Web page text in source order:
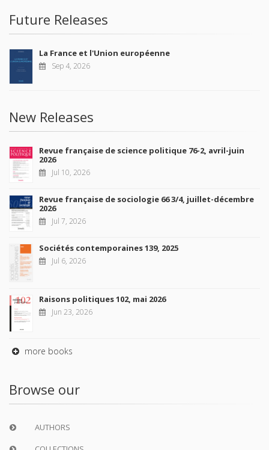
Future Releases
La France et l'Union européenne
Sep 4, 2026
New Releases
Revue française de science politique 76-2, avril-juin
2026
Jul 10, 2026
Revue française de sociologie 66 3/4, juillet-décembre
2026
Jul 7, 2026
Sociétés contemporaines 139, 2025
Jul 6, 2026
Raisons politiques 102, mai 2026
Jun 23, 2026
more books
Browse our
AUTHORS